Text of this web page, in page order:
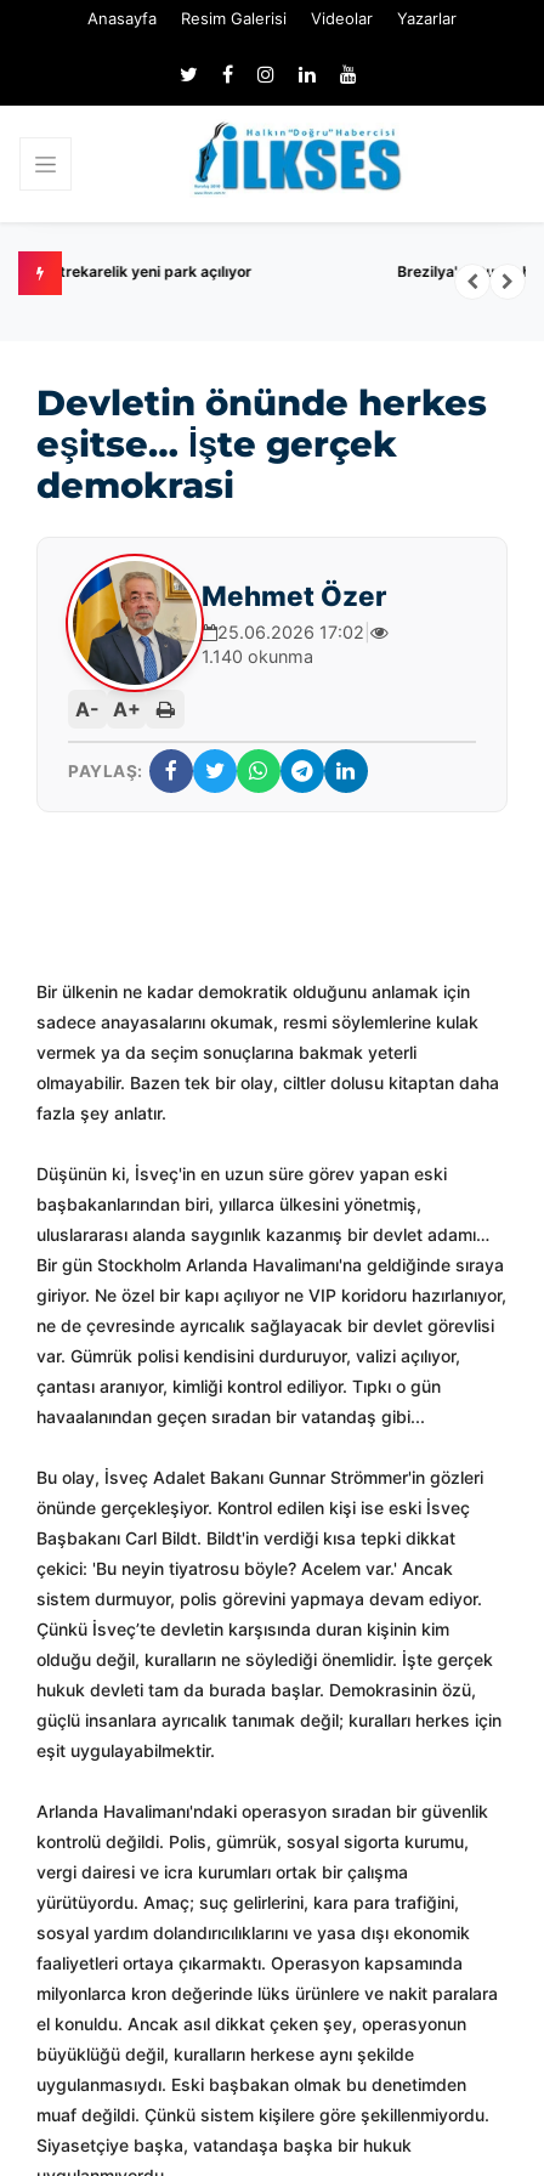
Anasayfa Resim Galerisi Videolar Yazarlar
Brezilya'da turist helikopteri düştü: 4 ölü
Devletin önünde herkes
eşitse… İşte gerçek
demokrasi
Mehmet Özer
25.06.2026 17:02
1.140 okunma
A- A+
PAYLAŞ:
Bir ülkenin ne kadar demokratik olduğunu anlamak için
sadece anayasalarını okumak, resmi söylemlerine kulak
vermek ya da seçim sonuçlarına bakmak yeterli
olmayabilir. Bazen tek bir olay, ciltler dolusu kitaptan daha
fazla şey anlatır.
Düşünün ki, İsveç'in en uzun süre görev yapan eski
başbakanlarından biri, yıllarca ülkesini yönetmiş,
uluslararası alanda saygınlık kazanmış bir devlet adamı…
Bir gün Stockholm Arlanda Havalimanı'na geldiğinde sıraya
giriyor. Ne özel bir kapı açılıyor ne VIP koridoru hazırlanıyor,
ne de çevresinde ayrıcalık sağlayacak bir devlet görevlisi
var. Gümrük polisi kendisini durduruyor, valizi açılıyor,
çantası aranıyor, kimliği kontrol ediliyor. Tıpkı o gün
havaalanından geçen sıradan bir vatandaş gibi...
Bu olay, İsveç Adalet Bakanı Gunnar Strömmer'in gözleri
önünde gerçekleşiyor. Kontrol edilen kişi ise eski İsveç
Başbakanı Carl Bildt. Bildt'in verdiği kısa tepki dikkat
çekici: 'Bu neyin tiyatrosu böyle? Acelem var.' Ancak
sistem durmuyor, polis görevini yapmaya devam ediyor.
Çünkü İsveç’te devletin karşısında duran kişinin kim
olduğu değil, kuralların ne söylediği önemlidir. İşte gerçek
hukuk devleti tam da burada başlar. Demokrasinin özü,
güçlü insanlara ayrıcalık tanımak değil; kuralları herkes için
eşit uygulayabilmektir.
Arlanda Havalimanı'ndaki operasyon sıradan bir güvenlik
kontrolü değildi. Polis, gümrük, sosyal sigorta kurumu,
vergi dairesi ve icra kurumları ortak bir çalışma
yürütüyordu. Amaç; suç gelirlerini, kara para trafiğini,
sosyal yardım dolandırıcılıklarını ve yasa dışı ekonomik
faaliyetleri ortaya çıkarmaktı. Operasyon kapsamında
milyonlarca kron değerinde lüks ürünlere ve nakit paralara
el konuldu. Ancak asıl dikkat çeken şey, operasyonun
büyüklüğü değil, kuralların herkese aynı şekilde
uygulanmasıydı. Eski başbakan olmak bu denetimden
muaf değildi. Çünkü sistem kişilere göre şekillenmiyordu.
Siyasetçiye başka, vatandaşa başka bir hukuk